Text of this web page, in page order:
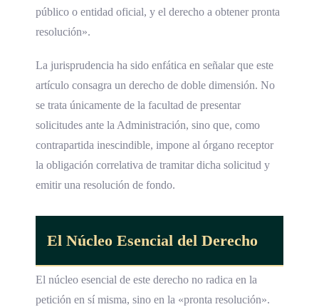
público o entidad oficial, y el derecho a obtener pronta
resolución».
La jurisprudencia ha sido enfática en señalar que este
artículo consagra un derecho de doble dimensión. No
se trata únicamente de la facultad de presentar
solicitudes ante la Administración, sino que, como
contrapartida inescindible, impone al órgano receptor
la obligación correlativa de tramitar dicha solicitud y
emitir una resolución de fondo.
El Núcleo Esencial del Derecho
El núcleo esencial de este derecho no radica en la
petición en sí misma, sino en la «pronta resolución».